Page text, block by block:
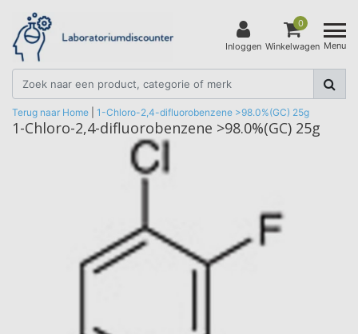
Inloggen
0
Winkelwagen Menu
Terug naar Home 1-Chloro-2,4-difluorobenzene >98.0%(GC) 25g
1-Chloro-2,4-difluorobenzene >98.0%(GC) 25g